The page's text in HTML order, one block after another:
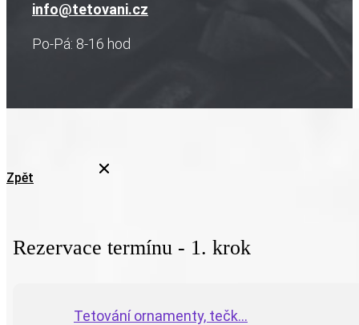
info@tetovani.cz
Po-Pá: 8-16 hod
Zpět
Rezervace termínu - 1. krok
Tetování ornamenty, tečk...